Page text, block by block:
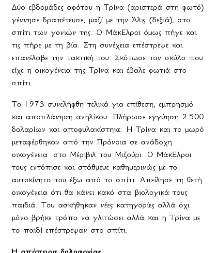
Δύο εβδομάδες αφότου η Τρίνα (αριστερά στη φωτό)
γέννησε δραπέτευσε, μαζί με την Άλις (δεξιά), στο
σπίτι των γονιών της. Ο ΜάκΕλροϊ όμως πήγε και
τις πήρε με τη βία. Στη συνέχεια επέστρεψε και
επανέλαβε την τακτική του. Σκότωσε τον σκύλο που
είχε η οικογένεια της Τρίνα και έβαλε φωτιά στο
σπίτι.
Το 1973 συνελήφθη τελικά για επίθεση, εμπρησμό
και αποπλάνηση ανηλίκου. Πλήρωσε εγγύηση 2.500
δολαρίων και αποφυλακίστηκε. Η Τρίνα και το μωρό
μεταφέρθηκαν από την Πρόνοια σε ανάδοχη
οικογένεια στο Μέριβιλ του Μιζούρι. Ο ΜάκΕλροϊ
τους εντόπισε και στάθμευε καθημερινώς με το
αυτοκίνητο του έξω από το σπίτι. Απείλησε τη θετή
οικογένεια ότι θα κάνει κακό στα βιολογικά τους
παιδιά. Του ασκήθηκαν νέες κατηγορίες αλλά όχι
μόνο βρήκε τρόπο να γλιτώσει αλλά και η Τρίνα με
το παιδί επέστρεψαν στο σπίτι.